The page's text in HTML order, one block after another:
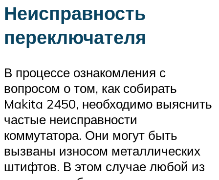
Неисправность
переключателя
В процессе ознакомления с
вопросом о том, как собирать
Makita 2450, необходимо выяснить
частые неисправности
коммутатора. Они могут быть
вызваны износом металлических
штифтов. В этом случае любой из